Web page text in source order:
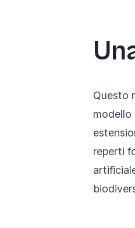
Questo
modello
reperti